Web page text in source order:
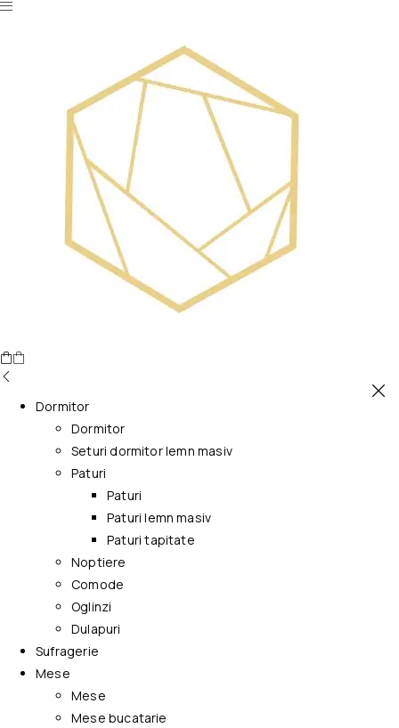
Dormitor
Dormitor
Seturi dormitor lemn masiv
Paturi
Paturi
Paturi lemn masiv
Paturi tapitate
Noptiere
Comode
Oglinzi
Dulapuri
Sufragerie
Mese
Mese
Mese bucatarie